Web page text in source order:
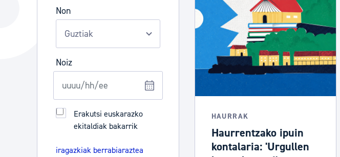
Hiria orain
Hiria ezagutu
Etorkizuneko hiria
Aktualitatea
Albisteak
Kultur agenda
Non
Noiz
Erakutsi euskarazko
ekitaldiak bakarrik
iragazkiak berrabiaraztea
HAURRAK
Haurrentzako ipuin
kontalaria: 'Urgullen